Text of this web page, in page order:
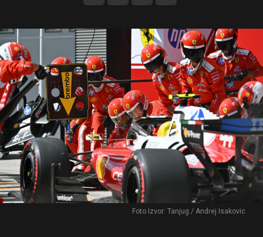
Foto Izvor: Tanjug / Andrej Isakovic